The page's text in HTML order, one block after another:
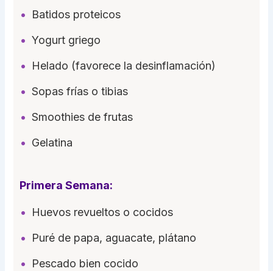
Batidos proteicos
Yogurt griego
Helado (favorece la desinflamación)
Sopas frías o tibias
Smoothies de frutas
Gelatina
Primera Semana:
Huevos revueltos o cocidos
Puré de papa, aguacate, plátano
Pescado bien cocido